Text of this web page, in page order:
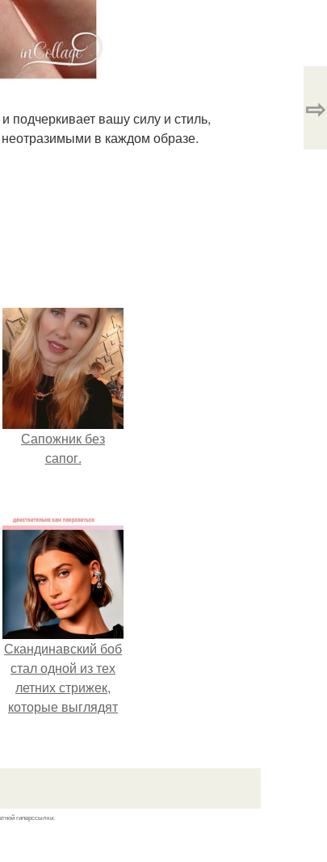
подчеркивает вашу силу и стиль,
в каждом образе.
⇨
Сапожник без
сапог.
Скандинавский боб
стал одной из тех
летних стрижек,
которые выглядят
гиперссылки.